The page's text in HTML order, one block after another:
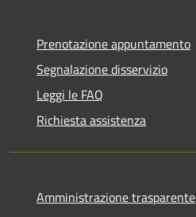
Prenotazione appuntamento
Segnalazione disservizio
Leggi le FAQ
Richiesta assistenza
Amministrazione trasparente